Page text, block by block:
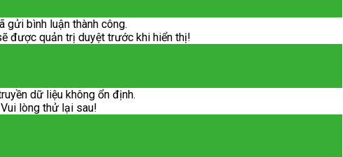
gửi bình luận thành công.
được quản trị duyệt trước khi hiển thị!
dữ liệu không ổn định.
Vui lòng thử lại sau!